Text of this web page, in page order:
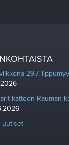
29.7.
kattoon Rauman
uutiset